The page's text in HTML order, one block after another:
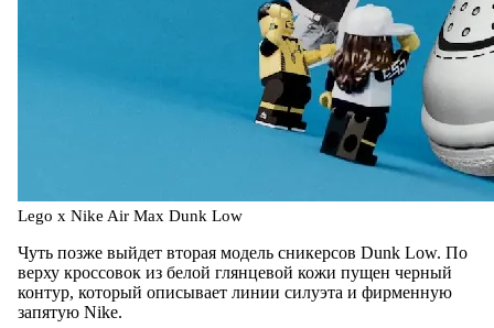
Lego x Nike Air Max Dunk Low
Чуть позже выйдет вторая модель сникерсов Dunk Low. По
верху кроссовок из белой глянцевой кожи пущен черный
контур, который описывает линии силуэта и фирменную
запятую Nike.